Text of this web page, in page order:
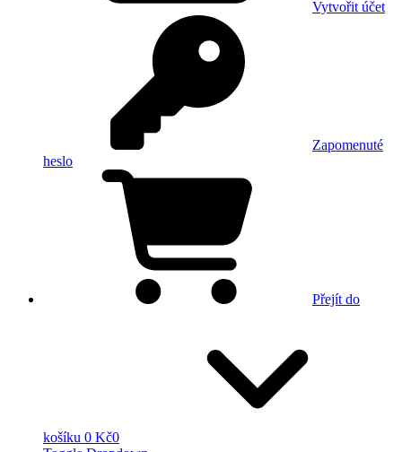
Vytvořit účet
Zapomenuté
heslo
Přejít do
košíku 0 Kč0